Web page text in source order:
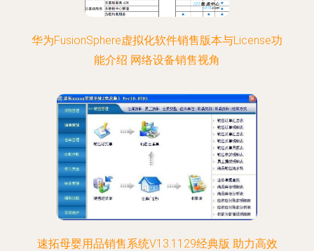
华为FusionSphere虚拟化软件销售版本与License功
能介绍 网络设备销售视角
速拓母婴用品销售系统V13.1129经典版 助力高效